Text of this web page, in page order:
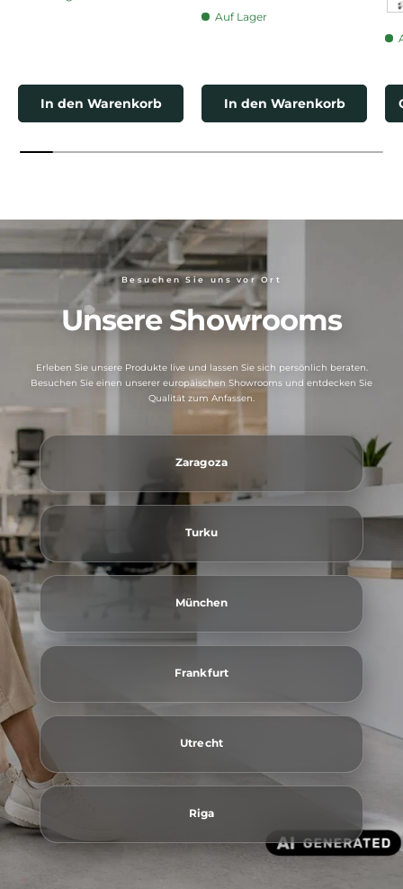
In den Warenkorb
Auf Lager
In den Warenkorb
Besuchen Sie uns vor Ort
Unsere Showrooms
Erleben Sie unsere Produkte live und lassen Sie sich persönlich beraten.
Besuchen Sie einen unserer europäischen Showrooms und entdecken Sie
Qualität zum Anfassen.
Zaragoza
Turku
München
Frankfurt
Utrecht
Riga